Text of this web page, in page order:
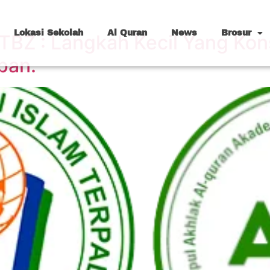
Lokasi Sekolah Al Quran News Brosur
: Langkah Kecil Yang